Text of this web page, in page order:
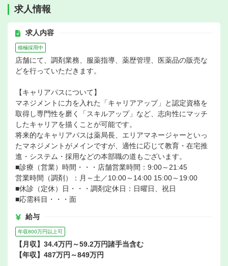
求人情報
求人内容
積極採用中
店舗にて、調剤業務、服薬指導、薬歴管理、医薬品の販売な
どを行っていただきます。
【キャリアパスについて】
マネジメントに力を入れた「キャリアアップ」と認定資格を
取得し専門性を磨く「スキルアップ」など、志向性にマッチ
したキャリアを描くことが可能です。
将来的なキャリアパスは薬局長、エリアマネージャーといっ
たマネジメントがメインですが、適性に応じて教育・在宅推
進・システム・採用などの本部職の道もございます。
■診療（営業）時間・・・店舗営業時間：9:00～21:45
営業時間（調剤）：月～土／10:00～14:00 15:00～19:00
■休診（定休）日・・・調剤定休日：日曜日、祝日
■応需科目・・・面
給与
年収800万円以上可
【月収】34.4万円～59.2万円諸手当含む
【年収】487万円～849万円